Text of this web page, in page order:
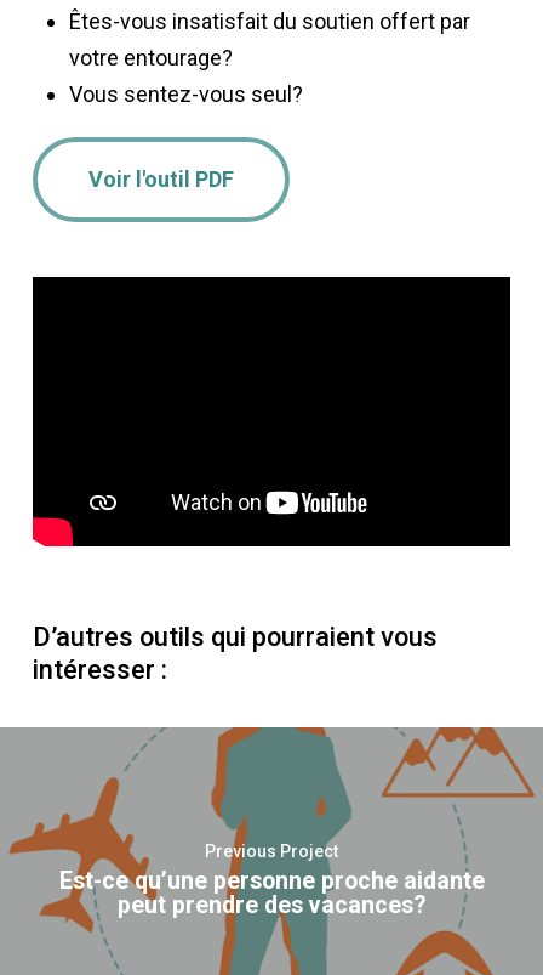
Êtes-vous insatisfait du soutien offert par
votre entourage?
Vous sentez-vous seul?
Voir l'outil PDF
D’autres outils qui pourraient vous
intéresser :
Previous Project
Est-ce qu’une personne proche aidante
peut prendre des vacances?